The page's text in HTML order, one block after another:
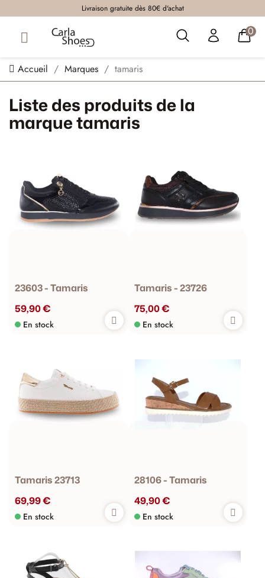
Livraison gratuite dès 80€ d'achat
0
Accueil Marques tamaris
Liste des produits de la
marque tamaris
23603 - Tamaris
59,90 €
En stock
Tamaris - 23726
75,00 €
En stock
Tamaris 23713
69,99 €
En stock
28106 - Tamaris
49,90 €
En stock